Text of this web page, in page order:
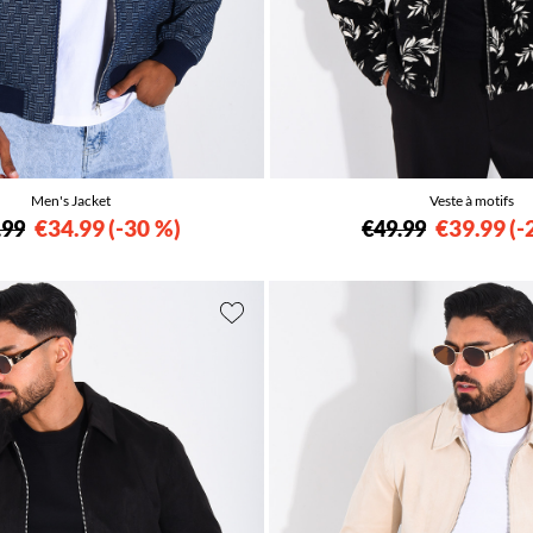
Men's Jacket
€34.99 -30 %
Veste à motifs
€49.99 €39.99 -